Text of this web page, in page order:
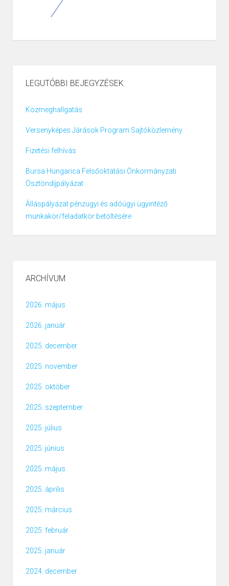
LEGUTÓBBI BEJEGYZÉSEK
Közmeghallgatás
Versenyképes Járások Program Sajtóközlemény
Fizetési felhívás
Bursa Hungarica Felsőoktatási Önkormányzati
Ösztöndíjpályázat
Álláspályázat pénzügyi és adóügyi ügyintéző
munkakör/feladatkör betöltésére
ARCHÍVUM
2026. május
2026. január
2025. december
2025. november
2025. október
2025. szeptember
2025. július
2025. június
2025. május
2025. április
2025. március
2025. február
2025. január
2024. december